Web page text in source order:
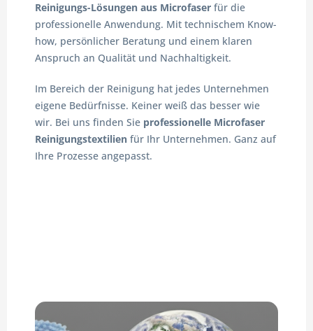
Reinigungs-Lösungen aus Microfaserfür die
professionelle Anwendung. Mit technischem Know-
how, persönlicher Beratung und einem klaren
Anspruch an Qualität und Nachhaltigkeit.
Im Bereich der Reinigung hat jedes Unternehmen
eigene Bedürfnisse. Keiner weiß das besser wie
wir. Bei uns finden Sie professionelle Microfaser
Reinigungstextilienfür Ihr Unternehmen. Ganz auf
Ihre Prozesse angepasst.